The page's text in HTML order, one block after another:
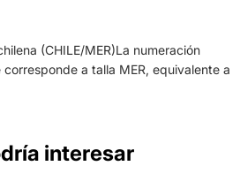
(CHILE/MER)La numeración
a talla MER, equivalente a
interesar